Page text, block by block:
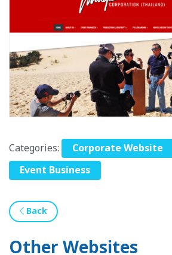
Categories:
Corporate Website
Event Business
Back
Other Websites